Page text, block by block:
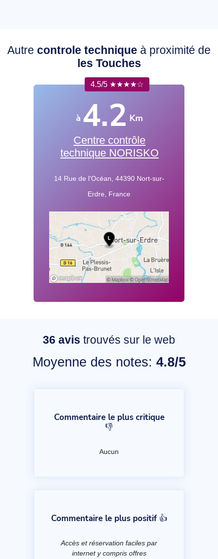
Autre controle technique à proximité de
les Touches
4.5/5 ★★★★☆
à 4.2 Km
Centre contrôle
technique NORISKO
14 Rue de l'Océan, 44390 Nort-sur-
Erdre, France
36 avis trouvés sur le web
Moyenne des notes: 4.8/5
Commentaire le plus critique
👎
Aucun
Commentaire le plus positif 👍
Accès et réservation faciles par
internet y compris offres